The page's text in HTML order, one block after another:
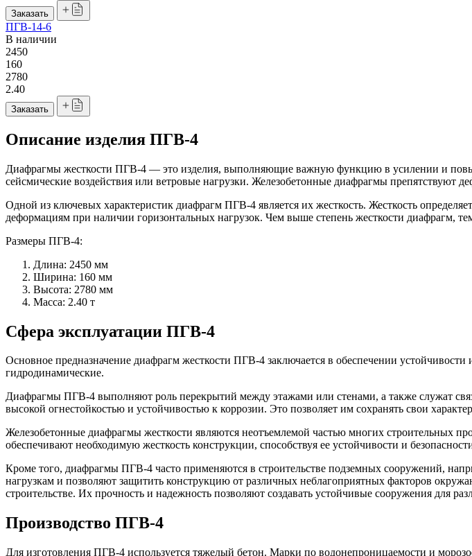
Заказать
ПГВ-14-6
В наличии
2450
160
2780
2.40
Заказать
Описание изделия ПГВ-4
Диафрагмы жесткости ПГВ-4 — это изделия, выполняющие важную функцию в усилении и
сейсмические воздействия или ветровые нагрузки. Железобетонные диафрагмы препятствуют
Одной из ключевых характеристик диафрагм ПГВ-4 является их жесткость. Жесткость
деформациям при наличии горизонтальных нагрузок. Чем выше степень жесткости диафрагм,
Размеры ПГВ-4:
Длина: 2450 мм
Ширина: 160 мм
Высота: 2780 мм
Масса: 2.40 т
Сфера эксплуатации ПГВ-4
Основное предназначение диафрагм жесткости ПГВ-4 заключается в обеспечении
гидродинамические.
Диафрагмы ПГВ-4 выполняют роль перекрытий между этажами или стенами, а также служат
высокой огнестойкостью и устойчивостью к коррозии. Это позволяет им сохранять свои
Железобетонные диафрагмы жесткости являются неотъемлемой частью многих строительных
обеспечивают необходимую жесткость конструкции, способствуя ее устойчивости и
Кроме того, диафрагмы ПГВ-4 часто применяются в строительстве подземных сооружений,
нагрузкам и позволяют защитить конструкцию от различных неблагоприятных факторов
строительстве. Их прочность и надежность позволяют создавать устойчивые сооружения для
Производство ПГВ-4
Для изготовления ПГВ-4 используется тяжелый бетон. Марки по водонепроницаемости и